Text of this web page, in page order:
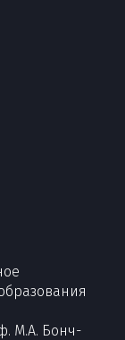
М.А. Бонч-